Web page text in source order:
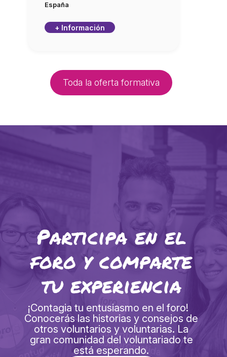
España
+ Información
Toda la oferta formativa
Participa en el
foro y comparte
tu experiencia
¡Contagia tu entusiasmo en el foro!
Conocerás las historias y consejos de
otros voluntarios y voluntarias. La
gran comunidad del voluntariado te
está esperando.